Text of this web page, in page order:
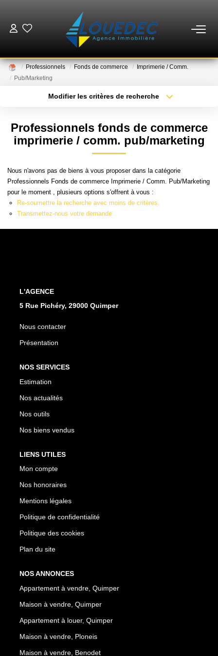
GESTION
MISE EN VENTE
NOTRE AGENCE
Professionnels Fonds de commerce
Imprimerie / Comm.
Pub/Marketing
Modifier les critères de recherche
Sélectionnez...
Type de bien
Surface min
Créer une alerte
Professionnels fonds de commerce
imprimerie / comm. pub/marketing
Nous n'avons pas de biens à vous proposer dans la catégorie
Professionnels Fonds de commerce Imprimerie / Comm. Pub/Marketing
pour le moment , plusieurs options s'offrent à vous :
Re-soumettre la recherche avec moins de critères.
Transmettez-nous votre demande
L'AGENCE
5 Rue Pichéry, 29000 Quimper
Nous contacter
Présentation
NOS SERVICES
Estimation
Nos actualités
Nos outils
Nos biens vendus
LIENS UTILES
Mon compte
Nos honoraires
Mentions légales
Politique de confidentialité
Politique des cookies
Plan du site
NOS ANNONCES
Appartement à vendre, Quimper
Maison à vendre, Quimper
Appartement à louer, Quimper
Maison à vendre, Ploneis
Maison à vendre, Benodet